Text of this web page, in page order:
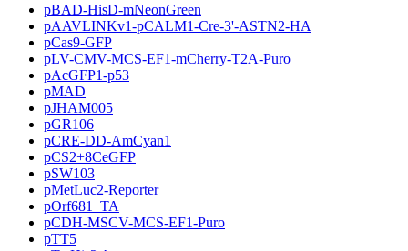
pBAD-HisD-mNeonGreen
pAAVLINKv1-pCALM1-Cre-3'-ASTN2-HA
pCas9-GFP
pLV-CMV-MCS-EF1-mCherry-T2A-Puro
pAcGFP1-p53
pMAD
pJHAM005
pGR106
pCRE-DD-AmCyan1
pCS2+8CeGFP
pSW103
pMetLuc2-Reporter
pOrf681_TA
pCDH-MSCV-MCS-EF1-Puro
pTT5